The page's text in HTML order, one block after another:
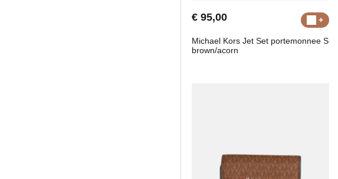
€ 95,00
Michael Kors Jet Set portemonnee S
brown/acorn